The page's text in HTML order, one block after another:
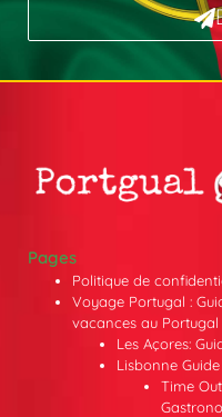
Pages
Politique de
Voyage Portugal :
vacances au
Les Açores:
Lisbonne
Time